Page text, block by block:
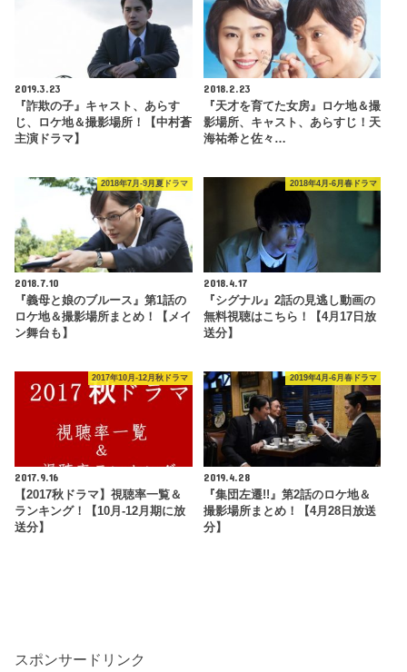
2019.3.23
『詐欺の子』キャスト、あらす
じ、ロケ地＆撮影場所！【中村蒼
主演ドラマ】
2018.2.23
『天才を育てた女房』ロケ地＆撮
影場所、キャスト、あらすじ！天
海祐希と佐々…
2018年7月-9月夏ドラマ
2018.7.10
『義母と娘のブルース』第1話の
ロケ地＆撮影場所まとめ！【メイ
ン舞台も】
2018年4月-6月春ドラマ
2018.4.17
『シグナル』2話の見逃し動画の
無料視聴はこちら！【4月17日放
送分】
2017年10月-12月秋ドラマ
2017.9.16
【2017秋ドラマ】視聴率一覧＆
ランキング！【10月-12月期に放
送分】
2019年4月-6月春ドラマ
2019.4.28
『集団左遷!!』第2話のロケ地＆
撮影場所まとめ！【4月28日放送
分】
スポンサードリンク